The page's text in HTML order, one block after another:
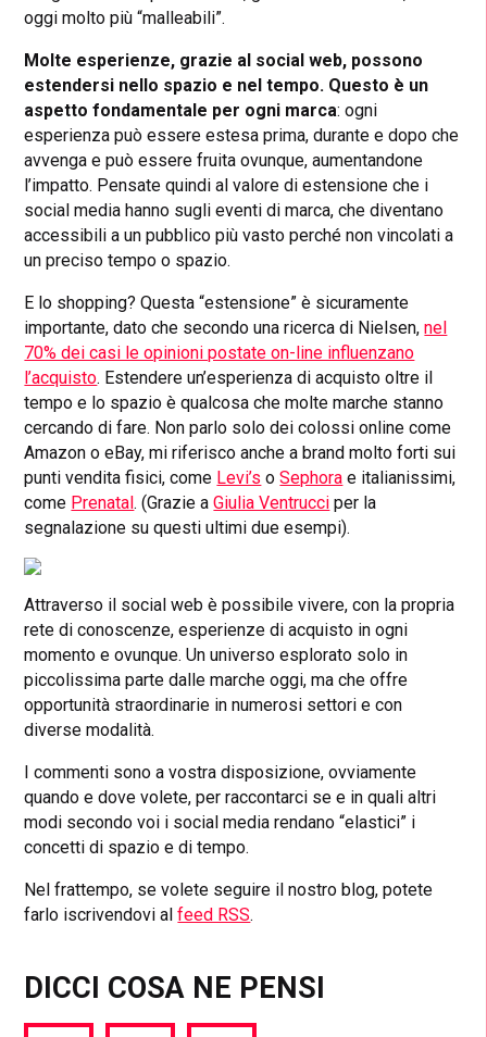
oggi molto più “malleabili”.
Molte esperienze, grazie al social web, possono
estendersi nello spazio e nel tempo. Questo è un
aspetto fondamentale per ogni marca: ogni
esperienza può essere estesa prima, durante e dopo che
avvenga e può essere fruita ovunque, aumentandone
l’impatto. Pensate quindi al valore di estensione che i
social media hanno sugli eventi di marca, che diventano
accessibili a un pubblico più vasto perché non vincolati a
un preciso tempo o spazio.
E lo shopping? Questa “estensione” è sicuramente
importante, dato che secondo una ricerca di Nielsen,nel
70% dei casi le opinioni postate on-line influenzano
l’acquisto. Estendere un’esperienza di acquisto oltre il
tempo e lo spazio è qualcosa che molte marche stanno
cercando di fare. Non parlo solo dei colossi online come
Amazon o eBay, mi riferisco anche a brand molto forti sui
punti vendita fisici, come Levi’s oSephora e italianissimi,
come Prenatal. (Grazie aGiulia Ventrucci per la
segnalazione su questi ultimi due esempi).
Attraverso il social web è possibile vivere, con la propria
rete di conoscenze, esperienze di acquisto in ogni
momento e ovunque. Un universo esplorato solo in
piccolissima parte dalle marche oggi, ma che offre
opportunità straordinarie in numerosi settori e con
diverse modalità.
I commenti sono a vostra disposizione, ovviamente
quando e dove volete, per raccontarci se e in quali altri
modi secondo voi i social media rendano “elastici” i
concetti di spazio e di tempo.
Nel frattempo, se volete seguire il nostro blog, potete
farlo iscrivendovi alfeed RSS.
DICCI COSA NE PENSI